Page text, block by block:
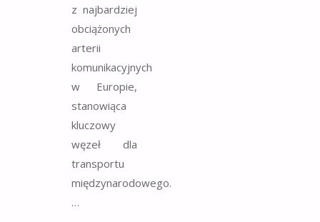
z najbardziej
obciążonych
arterii
komunikacyjnych
w Europie,
stanowiąca
kluczowy
węzeł dla
transportu
międzynarodowego.
…